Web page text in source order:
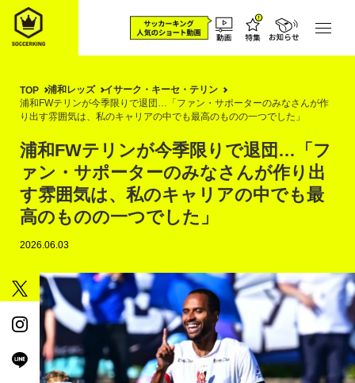
TOP 浦和レッズ
イサーク・キーセ・テリン
浦和FWテリンが今季限りで退団…「ファン・サポーターのみなさんが作
り出す雰囲気は、私のキャリアの中でも最高のものの一つでした」
浦和FWテリンが今季限りで退団…「フ
ァン・サポーターのみなさんが作り出
す雰囲気は、私のキャリアの中でも最
高のものの一つでした」
2026.06.03